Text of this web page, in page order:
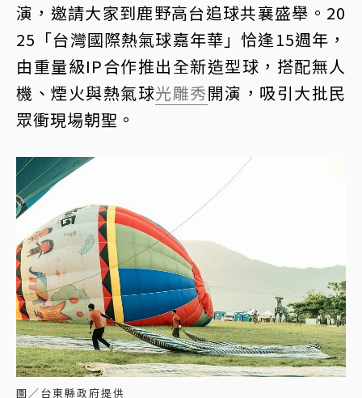
演，邀請大家到鹿野高台追球共襄盛舉。20
25「台灣國際熱氣球嘉年華」恰逢15週年，
由重量級IP合作推出全新造型球，搭配無人
機、煙火與熱氣球光雕秀開演，吸引大批民
眾衝現場朝聖。
圖／台東縣政府提供